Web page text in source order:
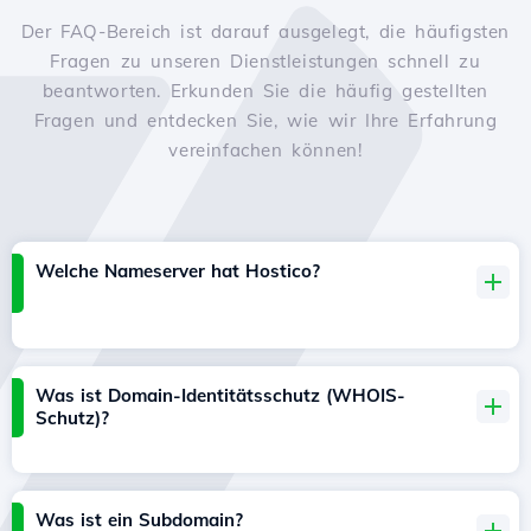
Der FAQ-Bereich ist darauf ausgelegt, die häufigsten
Fragen zu unseren Dienstleistungen schnell zu
beantworten. Erkunden Sie die häufig gestellten
Fragen und entdecken Sie, wie wir Ihre Erfahrung
vereinfachen können!
Welche Nameserver hat Hostico?
Was ist Domain-Identitätsschutz (WHOIS-
Schutz)?
Was ist ein Subdomain?